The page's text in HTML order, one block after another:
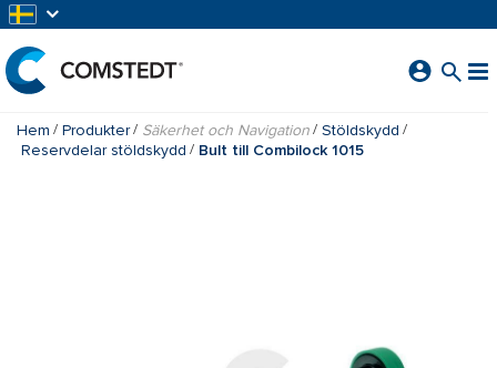
Hem Produkter Säkerhet och Navigation
Stöldskydd
Reservdelar stöldskydd
Bult till Combilock 1015